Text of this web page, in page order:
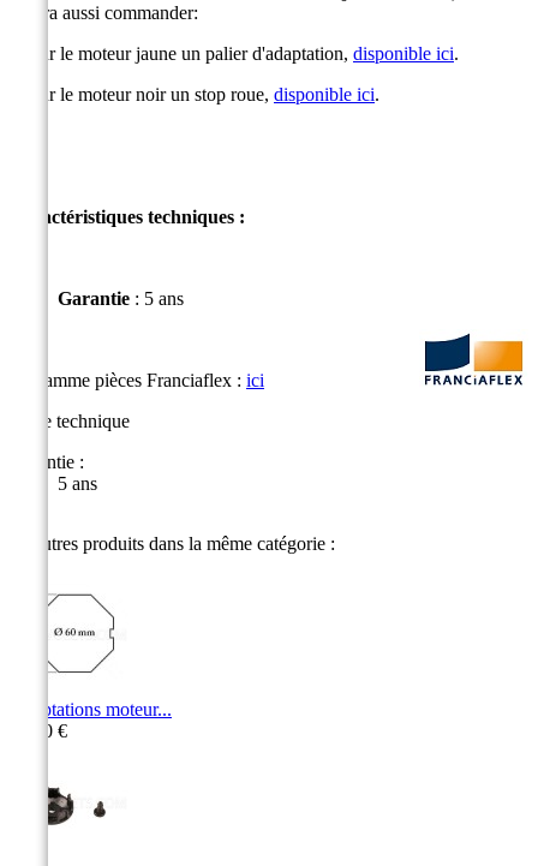
faudra aussi commander:
- pour le moteur jaune un palier d'adaptation, disponible ici.
- pour le moteur noir un stop roue, disponible ici.
Caractéristiques techniques :
Garantie : 5 ans
La gamme pièces Franciaflex : ici
Fiche technique
Garantie :
5 ans
26 autres produits dans la même catégorie :
Adaptations moteur...
10,60 €